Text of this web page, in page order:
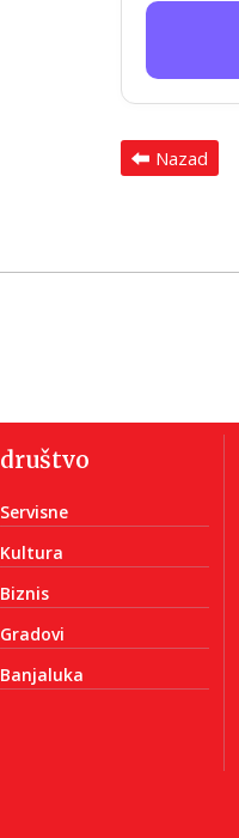
Nazad
društvo
Servisne
Kultura
Biznis
Gradovi
Banjaluka